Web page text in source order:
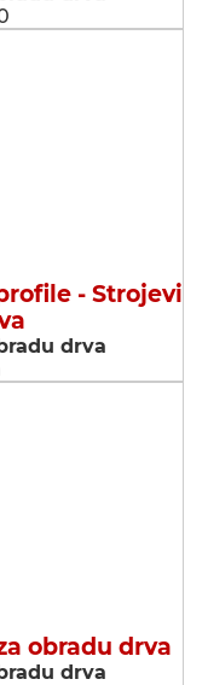
- Strojevi
drva
obradu drva
drva